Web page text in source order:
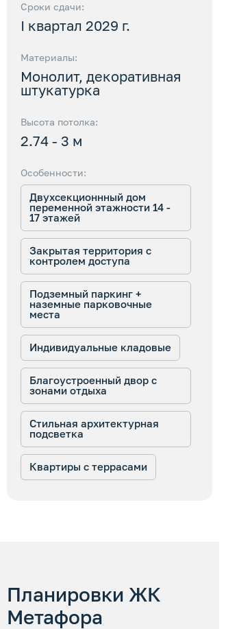
Сроки сдачи:
I квартал 2029 г.
Материалы:
Монолит, декоративная
штукатурка
Высота потолка:
2.74 - 3 м
Особенности:
Двухсекционнный дом
переменной этажности 14 -
17 этажей
Закрытая территория с
контролем доступа
Подземный паркинг +
наземные парковочные
места
Индивидуальные кладовые
Благоустроенный двор с
зонами отдыха
Стильная архитектурная
подсветка
Квартиры с террасами
Планировки ЖК
Метафора